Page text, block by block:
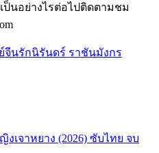
ป็นอย่างไรต่อไปติดตามชม
จีนรักนิรันดร์ ราชันมังกร
งเจาหยาง (2026) ซับไทย จบ